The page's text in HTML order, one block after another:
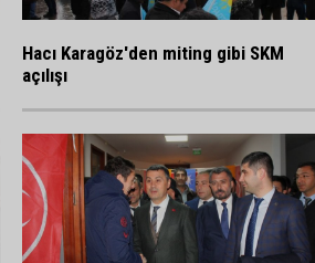
Hacı Karagöz'den miting gibi SKM
açılışı